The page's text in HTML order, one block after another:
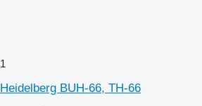
1
Heidelberg BUH-66, TH-66